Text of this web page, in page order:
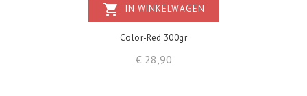
shopping_cart IN WINKELWAGEN
Color-Red 300gr
€ 28,90Prijs